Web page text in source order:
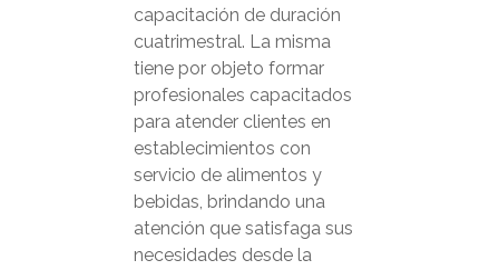
capacitación de duración
cuatrimestral. La misma
tiene por objeto formar
profesionales capacitados
para atender clientes en
establecimientos con
servicio de alimentos y
bebidas, brindando una
atención que satisfaga sus
necesidades desde la